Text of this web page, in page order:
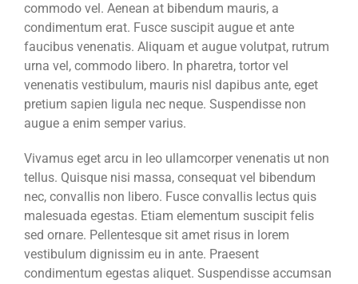
commodo vel. Aenean at bibendum mauris, a
condimentum erat. Fusce suscipit augue et ante
faucibus venenatis. Aliquam et augue volutpat, rutrum
urna vel, commodo libero. In pharetra, tortor vel
venenatis vestibulum, mauris nisl dapibus ante, eget
pretium sapien ligula nec neque. Suspendisse non
augue a enim semper varius.
Vivamus eget arcu in leo ullamcorper venenatis ut non
tellus. Quisque nisi massa, consequat vel bibendum
nec, convallis non libero. Fusce convallis lectus quis
malesuada egestas. Etiam elementum suscipit felis
sed ornare. Pellentesque sit amet risus in lorem
vestibulum dignissim eu in ante. Praesent
condimentum egestas aliquet. Suspendisse accumsan